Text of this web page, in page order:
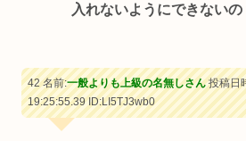
入れないようにできないの
42 名前:一般よりも上級の名無しさん投稿日
19:25:55.39ID:LI5TJ3wb0